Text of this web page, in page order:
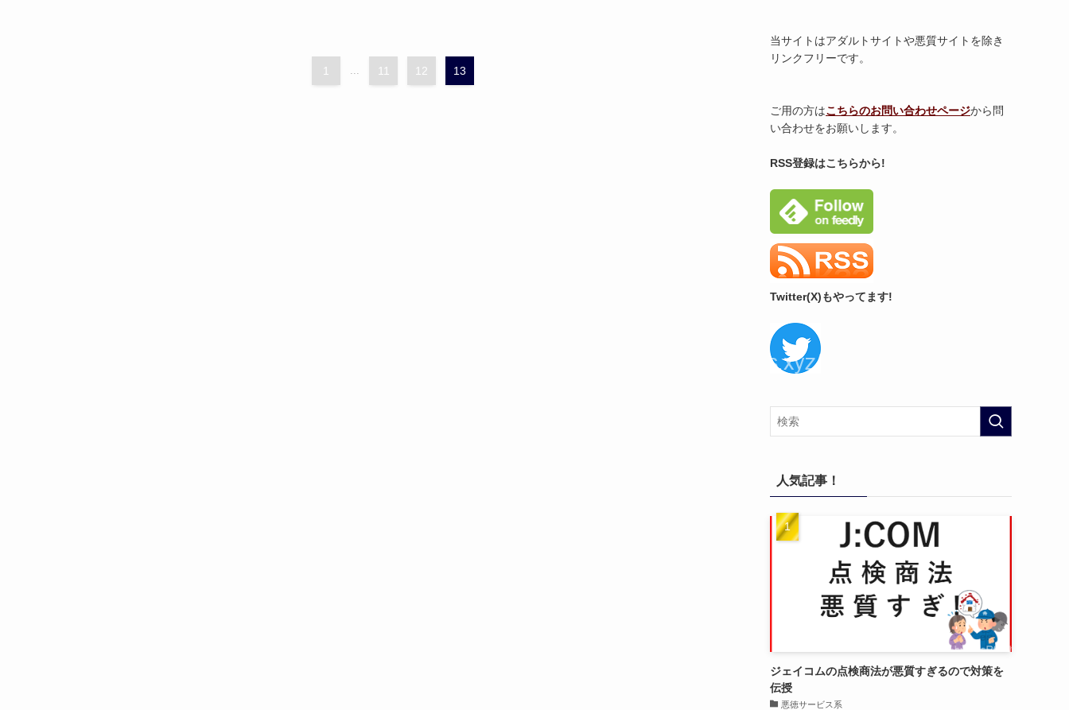
1 11 12 13
当サイトはアダルトサイトや悪質サイトを除き
リンクフリーです。
ご用の方はこちらのお問い合わせページから問
い合わせをお願いします。
RSS登録はこちらから!
Twitter(X)もやってます!
人気記事！
ジェイコムの点検商法が悪質すぎるので対策を
伝授
悪徳サービス系